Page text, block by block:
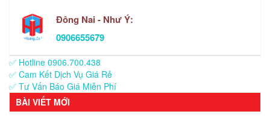
Đông Nai - Như Ý:
0906655679
✅ Hotline 0906.700.438
✅ Cam Kết Dịch Vụ Giá Rẻ
✅ Tư Vấn Báo Giá Miễn Phí
BÀI VIẾT MỚI